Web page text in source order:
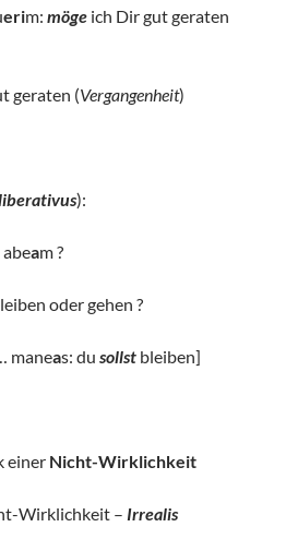
erim: möge ich Dir gut geraten
geraten (Vergangenheit)
):
abeam ?
oder gehen ?
maneas: du sollst bleiben]
einer Nicht-Wirklichkeit
Wirklichkeit – Irrealis